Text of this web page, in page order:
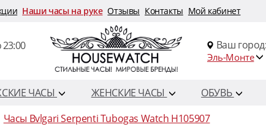
Наши часы на руке Отзывы Контакты Мой кабинет
Ваш город:
Эль-Монте
ЧАСЫ ЖЕНСКИЕ ЧАСЫ ОБУВЬ
Часы Bvlgari Serpenti Tubogas Watch H105907